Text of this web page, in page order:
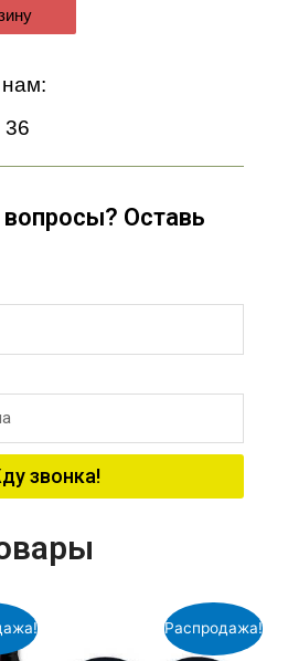
36
Оставь
звонка!
Распродажа!